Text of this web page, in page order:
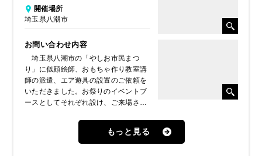
開催場所
埼玉県八潮市
お問い合わせ内容
埼玉県八潮市の「やしお市民まつ
り」に似顔絵師、おもちゃ作り教室講
師の派遣、エア遊具の設置のご依頼を
いただきました。お祭りのイベントブ
ースとしてそれぞれ設け、ご来場され
ことでした。ここでは、おもちゃ作り
教室の様子をレポートしたいと思いま
もっと見る